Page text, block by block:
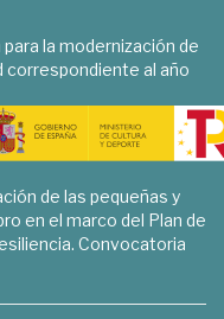
la modernización de
correspondiente al año
de las pequeñas y
en el marco del Plan de
Convocatoria